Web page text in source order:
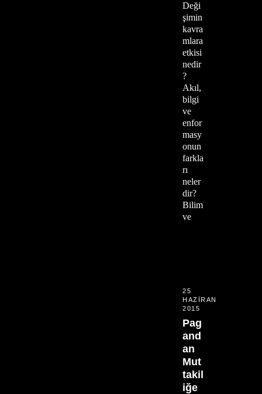
Deği
şimin
kavra
mlara
etkisi
nedir
?
Akıl,
bilgi
ve
enfor
masy
onun
farkla
rı
neler
dir?
Bilim
ve
25
HAZIRAN
2015
Pag
and
an
Mut
takil
iğe